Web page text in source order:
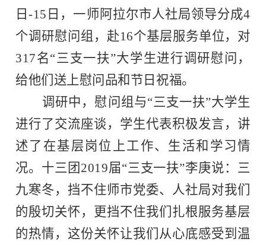
日-15 日， 一师阿拉尔市人社局领导分成4
个调研慰问 组， 赴16个基层服务单位，对
317名 “三支一扶”大学生进行调研慰问，
给他们 送上慰问 品和 节日 祝福。
调研中，慰问组与“三支一扶”大学生
进行了交流座谈 ， 学生代表积极发言，讲
述了在基层岗位上工作、生活和学习情
况。 十三团2019届“三支一扶”李庚说： 三
九寒冬，挡不住师市党委、人社局对我们
的殷切关怀，更挡不住我们 扎根服务基层
的热情，这份关怀让我们 从心底感受到温